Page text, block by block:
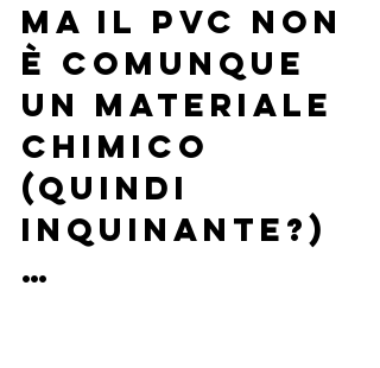
MA IL PVC NON
È COMUNQUE
UN MATERIALE
CHIMICO
(QUINDI
INQUINANTE?)
…